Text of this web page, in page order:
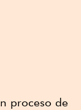
proceso de